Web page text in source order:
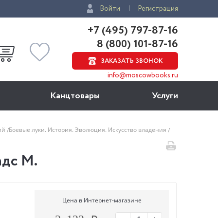
Войти Регистрация
+7 (495) 797-87-16
8 (800) 101-87-16
ЗАКАЗАТЬ ЗВОНОК
info@moscowbooks.ru
Канцтовары Услуги
Боевые луки. История. Эволюция. Искусство владения
М.
Цена в Интернет-магазине